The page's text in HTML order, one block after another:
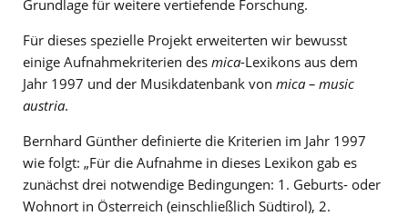
Grundlage für weitere vertiefende Forschung.
Für dieses spezielle Projekt erweiterten wir bewusst
einige Aufnahmekriterien des mica-Lexikons aus dem
Jahr 1997 und der Musikdatenbank von mica – music
austria.
Bernhard Günther definierte die Kriterien im Jahr 1997
wie folgt: „Für die Aufnahme in dieses Lexikon gab es
zunächst drei notwendige Bedingungen: 1. Geburts- oder
Wohnort in Österreich (einschließlich Südtirol), 2.